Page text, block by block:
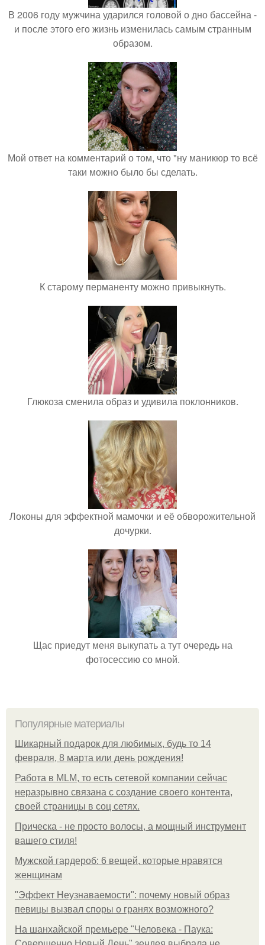
В 2006 году мужчина ударился головой о дно бассейна -
и после этого его жизнь изменилась самым странным
образом.
Мой ответ на комментарий о том, что "ну маникюр то всё
таки можно было бы сделать.
К старому перманенту можно привыкнуть.
Глюкоза сменила образ и удивила поклонников.
Локоны для эффектной мамочки и её обворожительной
дочурки.
Щас приедут меня выкупать а тут очередь на
фотосессию со мной.
Популярные материалы
Шикарный подарок для любимых, будь то 14
февраля, 8 марта или день рождения!
Работа в MLM, то есть сетевой компании сейчас
неразрывно связана с создание своего контента,
своей страницы в соц сетях.
Прическа - не просто волосы, а мощный инструмент
вашего стиля!
Мужской гардероб: 6 вещей, которые нравятся
женщинам
"Эффект Неузнаваемости": почему новый образ
певицы вызвал споры о гранях возможного?
На шанхайской премьере "Человека - Паука: